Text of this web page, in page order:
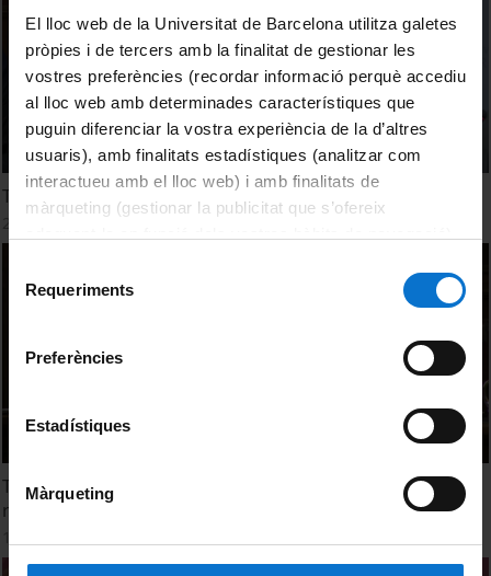
El lloc web de la Universitat de Barcelona utilitza galetes
pròpies i de tercers amb la finalitat de gestionar les
vostres preferències (recordar informació perquè accediu
al lloc web amb determinades característiques que
puguin diferenciar la vostra experiència de la d’altres
usuaris), amb finalitats estadístiques (analitzar com
interactueu amb el lloc web) i amb finalitats de
màrqueting (gestionar la publicitat que s’ofereix
consultar laPolítica de galetes del lloc web de la
Requeriments
Preferències
Estadístiques
Màrqueting
Taula Debat
25 juny, 2018
Taula debat: Per què és tan difícil implantar energies
renovables?